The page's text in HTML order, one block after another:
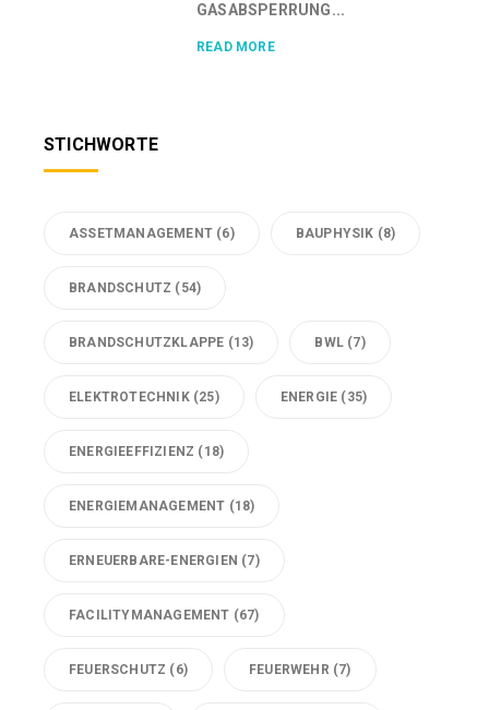
GASABSPERRUNG...
READ MORE
STICHWORTE
ASSETMANAGEMENT (6) BAUPHYSIK (8)
BRANDSCHUTZ (54)
BRANDSCHUTZKLAPPE (13) BWL (7)
ELEKTROTECHNIK(25) ENERGIE (35)
ENERGIEEFFIZIENZ (18)
ENERGIEMANAGEMENT (18)
ERNEUERBARE-ENERGIEN (7)
FACILITYMANAGEMENT (67)
FEUERSCHUTZ (6) FEUERWEHR (7)